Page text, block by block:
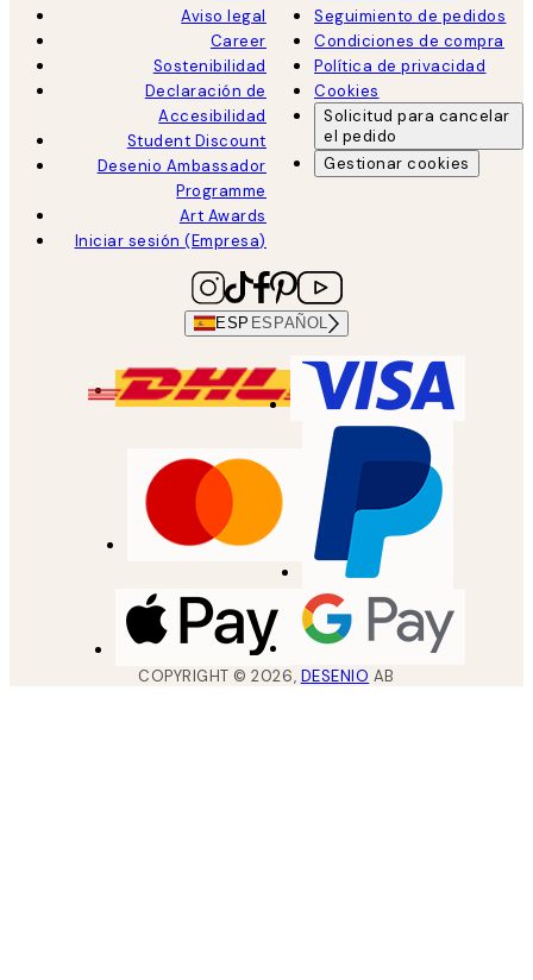
Aviso legal
Career
Sostenibilidad
Declaración de
Accesibilidad
Student Discount
Desenio Ambassador
Programme
Art Awards
Iniciar sesión (Empresa)
Seguimiento de pedidos
Condiciones de compra
Política de privacidad
Cookies
Solicitud para cancelar
el pedido
Gestionar cookies
ESP ESPAÑOL
COPYRIGHT ©2026, DESENIO AB